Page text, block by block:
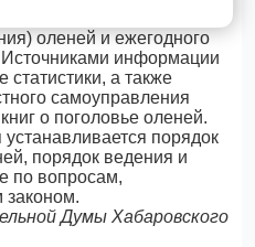
статье, является
оленей и ежегодного
Источниками информации
статистики, а также
самоуправления
о поголовье оленей.
порядок
порядок ведения и
по вопросам,
Думы Хабаровского